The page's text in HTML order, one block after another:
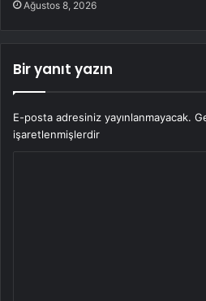
Ağustos 8, 2026
Bir yanıt yazın
E-posta adresiniz yayınlanmayacak.
işaretlenmişlerdir